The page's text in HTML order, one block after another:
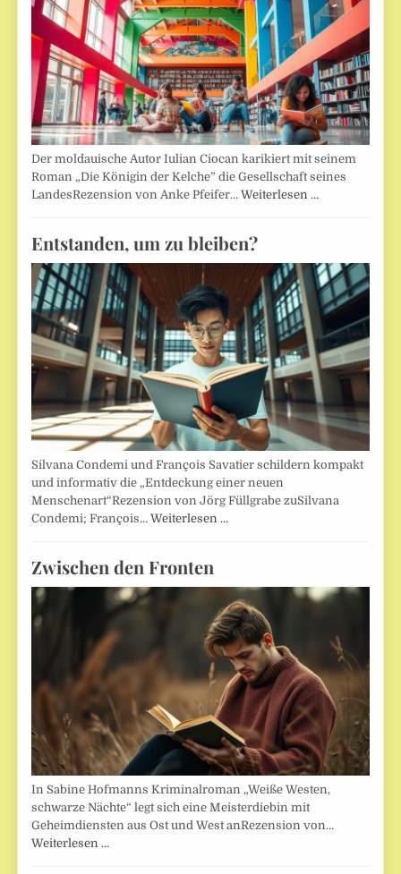
Der moldauische Autor Iulian Ciocan karikiert mit seinem
Roman „Die Königin der Kelche” die Gesellschaft seines
LandesRezension von Anke Pfeifer…Weiterlesen …
Entstanden, um zu bleiben?
Silvana Condemi und François Savatier schildern kompakt
und informativ die „Entdeckung einer neuen
Menschenart“Rezension von Jörg Füllgrabe zuSilvana
Condemi; François…Weiterlesen …
Zwischen den Fronten
In Sabine Hofmanns Kriminalroman „Weiße Westen,
schwarze Nächte“ legt sich eine Meisterdiebin mit
Geheimdiensten aus Ost und West anRezension von…
Weiterlesen …